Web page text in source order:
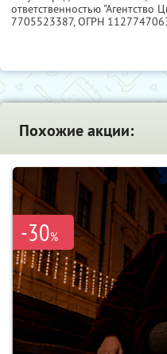
ответственностью
7705523387, ОГРН
Похожие акции:
-30%